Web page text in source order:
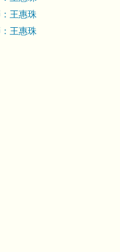
王惠珠
王惠珠